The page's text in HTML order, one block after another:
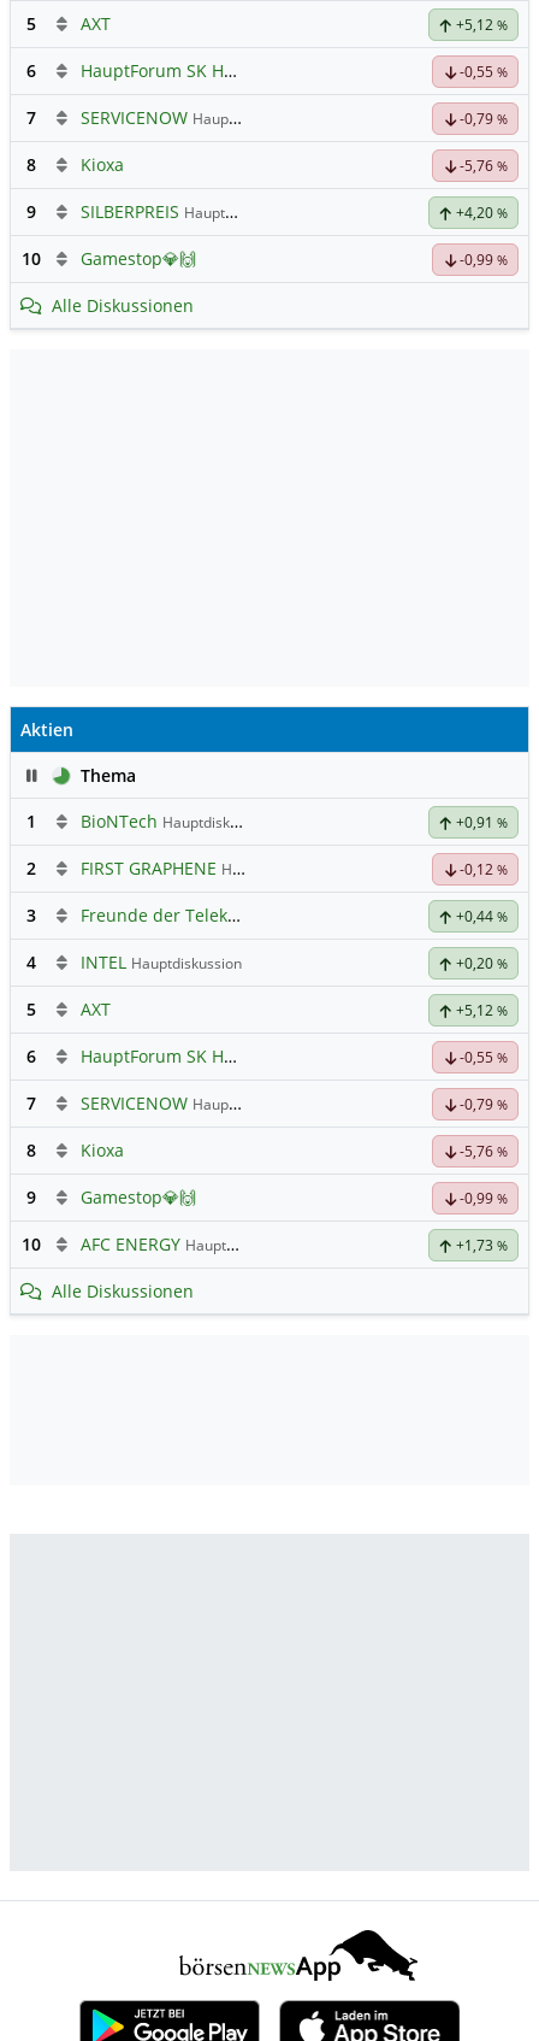
5 AXT +5,12 %
6 HauptForum SK HYNIC -0,55 %
7 SERVICENOW Hauptdiskussion -0,79 %
8 Kioxa -5,76 %
9 SILBERPREIS Hauptdiskussion +4,20 %
10 Gamestop💎🙌 -0,99 %
Alle Diskussionen
Aktien
PauseThema
1
BioNTech Hauptdiskussion +0,91 %
2 FIRST GRAPHENE Hauptdiskussion -0,12 %
3 Freunde der Telekom +0,44 %
4 INTEL Hauptdiskussion +0,20 %
5 AXT +5,12 %
6 HauptForum SK HYNIC -0,55 %
7 SERVICENOW Hauptdiskussion -0,79 %
8 Kioxa -5,76 %
9 Gamestop💎🙌 -0,99 %
10 AFC ENERGY Hauptdiskussion +1,73 %
Alle Diskussionen